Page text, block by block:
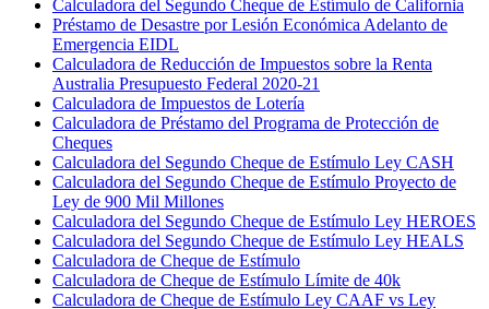
Calculadora del Segundo Cheque de Estímulo de California
Préstamo de Desastre por Lesión Económica Adelanto de
Emergencia EIDL
Calculadora de Reducción de Impuestos sobre la Renta
Australia Presupuesto Federal 2020-21
Calculadora de Impuestos de Lotería
Calculadora de Préstamo del Programa de Protección de
Cheques
Calculadora del Segundo Cheque de Estímulo Ley CASH
Calculadora del Segundo Cheque de Estímulo Proyecto de
Ley de 900 Mil Millones
Calculadora del Segundo Cheque de Estímulo Ley HEROES
Calculadora del Segundo Cheque de Estímulo Ley HEALS
Calculadora de Cheque de Estímulo
Calculadora de Cheque de Estímulo Límite de 40k
Calculadora de Cheque de Estímulo Ley CAAF vs Ley